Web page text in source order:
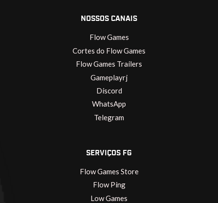
NOSSOS CANAIS
Flow Games
Cortes do Flow Games
Flow Games Trailers
Gameplayrj
Discord
WhatsApp
Telegram
SERVIÇOS FG
Flow Games Store
Flow Ping
Low Games